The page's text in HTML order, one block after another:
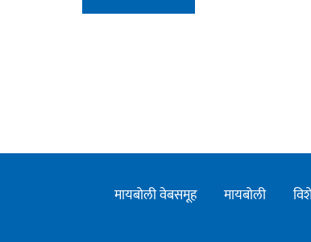
मायबोली वेबसमूह मायबोली